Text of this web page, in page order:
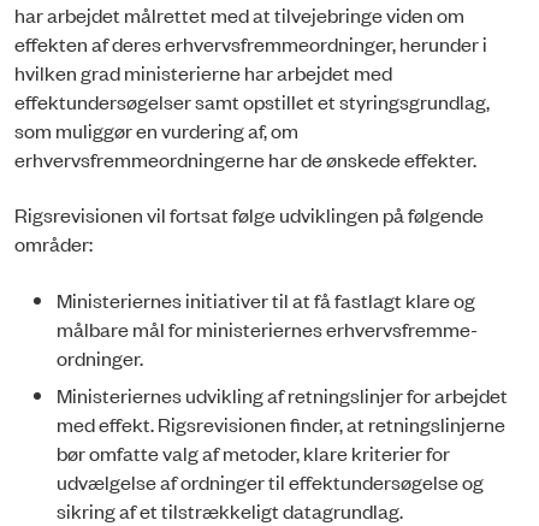
har arbejdet målrettet med at tilvejebringe viden om
effekten af deres erhvervsfremmeordninger, herunder i
hvilken grad ministerierne har arbejdet med
effektundersøgelser samt opstillet et styringsgrundlag,
som muliggør en vurdering af, om
erhvervsfremmeordningerne har de ønskede effekter.
Rigsrevisionen vil fortsat følge udviklingen på følgende
områder:
Ministeriernes initiativer til at få fastlagt klare og
målbare mål for ministeriernes erhvervsfremme­­­
ordninger.
Ministeriernes udvikling af retningslinjer for arbejdet
med effekt. Rigsrevisionen finder, at retningslinjerne
bør omfatte valg af metoder, klare kriterier for
udvælgelse af ordninger til effektundersøgelse og
sikring af et tilstrækkeligt datagrundlag.